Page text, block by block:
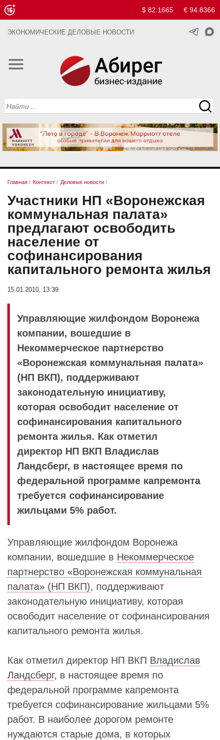
$ 82.1665 € 94.8366
ЭКОНОМИЧЕСКИЕ ДЕЛОВЫЕ НОВОСТИ
Главная / Контекст / Деловые новости /
Участники НП «Воронежская
коммунальная палата»
предлагают освободить
население от
софинансирования
капитального ремонта жилья
15.01.2010, 13:39
Управляющие жилфондом Воронежа
компании, вошедшие в
Некоммерческое партнерство
«Воронежская коммунальная палата»
(НП ВКП), поддерживают
законодательную инициативу,
которая освободит население от
софинансирования капитального
ремонта жилья. Как отметил
директор НП ВКП Владислав
Ландсберг, в настоящее время по
федеральной программе капремонта
требуется софинансирование
жильцами 5% работ.
Управляющие жилфондом Воронежа
компании, вошедшие в Некоммерческое
партнерство «Воронежская коммунальная
палата» (НП ВКП), поддерживают
законодательную инициативу, которая
освободит население от софинансирования
капитального ремонта жилья.
Как отметил директор НП ВКП Владислав
Ландсберг, в настоящее время по
федеральной программе капремонта
требуется софинансирование жильцами 5%
работ. В наиболее дорогом ремонте
нуждаются старые дома, в которых